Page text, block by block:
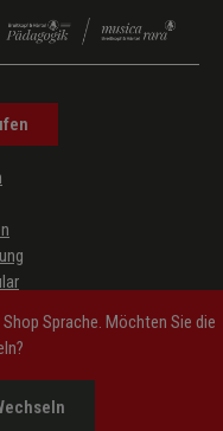
Sprache. Möchten Sie die